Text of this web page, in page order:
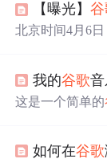
【曝光】谷
北京时间4月6
我的谷歌
这是一个简单的
数十万首正版
如何在谷歌